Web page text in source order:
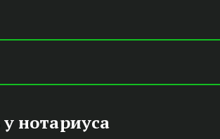
В
нотариуса